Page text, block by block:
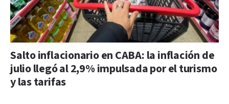
Salto inflacionario en CABA: la inflación de
julio llegó al 2,9% impulsada por el turismo
y las tarifas